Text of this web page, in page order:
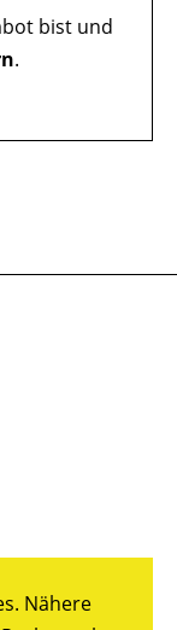
Nähere
bist und
.